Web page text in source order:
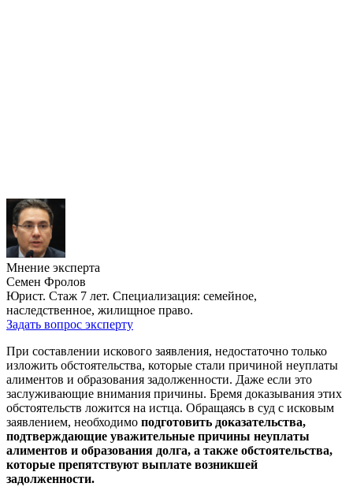
Мнение эксперта
Семен Фролов
Юрист. Стаж 7 лет. Специализация: семейное,
наследственное, жилищное право.
Задать вопрос эксперту
При составлении искового заявления, недостаточно только
изложить обстоятельства, которые стали причиной неуплаты
алиментов и образования задолженности. Даже если это
заслуживающие внимания причины. Бремя доказывания этих
обстоятельств ложится на истца. Обращаясь в суд с исковым
заявлением, необходимо подготовить доказательства,
подтверждающие уважительные причины неуплаты
алиментов и образования долга, а также обстоятельства,
которые препятствуют выплате возникшей
задолженности.